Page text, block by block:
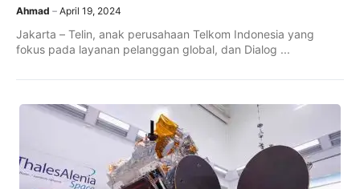
Ahmad April 19, 2024
Jakarta – Telin, anak perusahaan Telkom Indonesia yang
fokus pada layanan pelanggan global, dan Dialog ...